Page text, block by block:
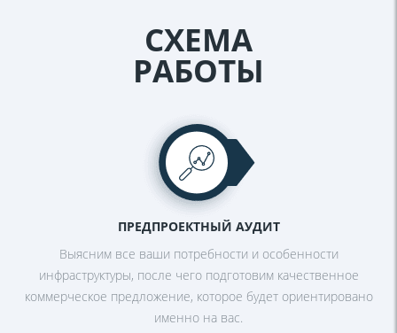
СХЕМА
РАБОТЫ
ПРЕДПРОЕКТНЫЙ АУДИТ
Выясним все ваши потребности и особенности
инфраструктуры, после чего подготовим качественное
коммерческое предложение, которое будет ориентировано
именно на вас.